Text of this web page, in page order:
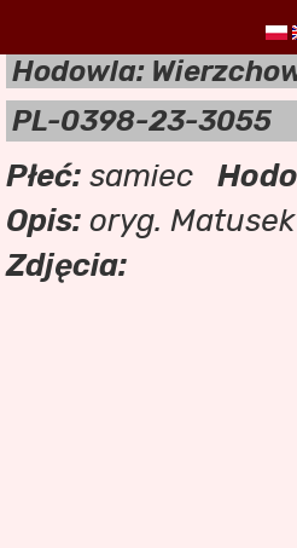
Hodowla:
PL-0398-23-3055
Płeć: samiec
Opis: oryg.
Zdjęcia: